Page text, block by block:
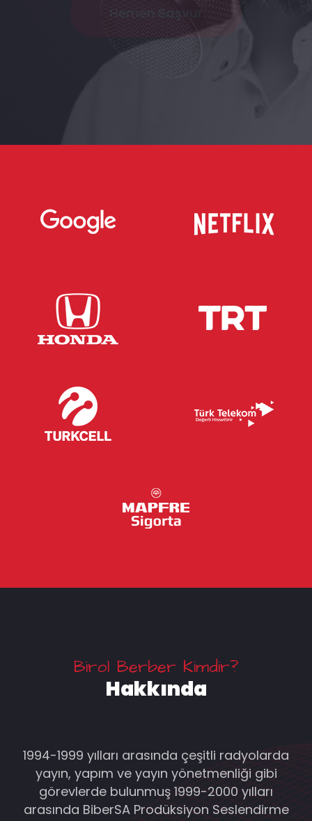
Hemen Başvur
Bankası
Hemen ses bankasını ziyaret edin, projenize uygun
Birol Berber Kimdir?
Hakkında
1994-1999 yılları arasında çeşitli radyolarda
yayın, yapım ve yayın yönetmenliği gibi
görevlerde bulunmuş 1999-2000 yılları
arasında BiberSA Prodüksiyon Seslendirme